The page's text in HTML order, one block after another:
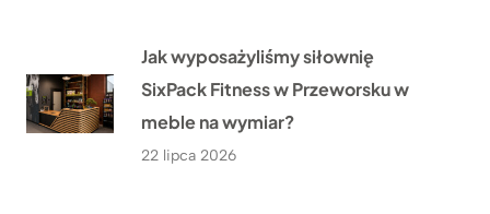
Jak wyposażyliśmy siłownię
SixPack Fitness w Przeworsku w
meble na wymiar?
22 lipca 2026